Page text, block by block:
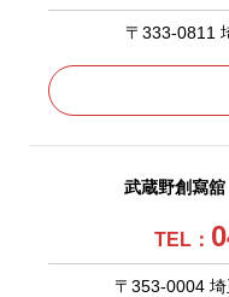
〒333-0811
武蔵野創寫
TEL：
〒353-0004